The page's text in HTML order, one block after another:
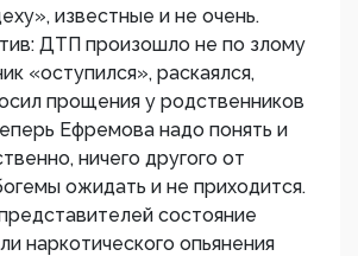
известные и не очень.
ДТП произошло не по злому
«оступился», раскаялся,
прощения у родственников
Ефремова надо понять и
ничего другого от
ожидать и не приходится.
состояние
наркотического опьянения